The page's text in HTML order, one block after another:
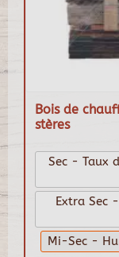
Bois de
stères
Sec - Taux
Extra Sec
Mi-Sec -